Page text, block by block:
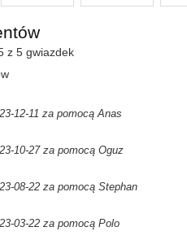
z 5 gwiazdek
12-11 za pomocą Anas
10-27 za pomocą Oguz
08-22 za pomocą Stephan
03-22 za pomocą Polo